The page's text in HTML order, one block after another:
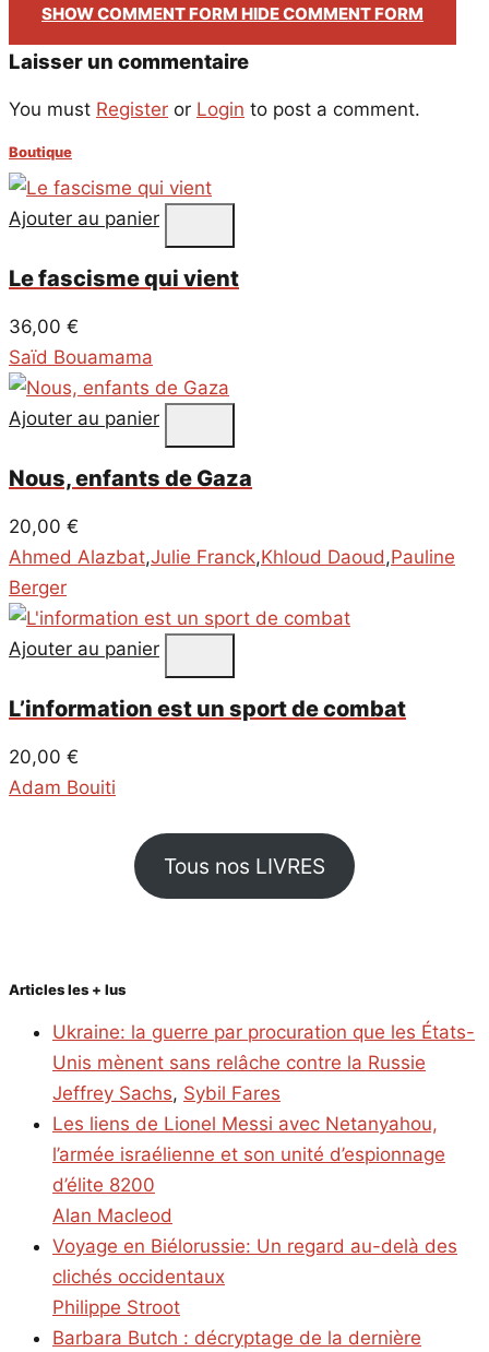
SHOW COMMENT FORM HIDE COMMENT FORM
Laisser un commentaire
You must Register or Login to post a comment.
Boutique
Ajouter au panier
Le fascisme qui vient
36,00 €
Saïd Bouamama
Ajouter au panier
Nous, enfants de Gaza
20,00 €
Ahmed Alazbat,Julie Franck,Khloud Daoud,Pauline
Berger
Ajouter au panier
L’information est un sport de combat
20,00 €
Adam Bouiti
Tous nos LIVRES
Articles les + lus
Ukraine: la guerre par procuration que les États-
Unis mènent sans relâche contre la Russie
Jeffrey Sachs, Sybil Fares
Les liens de Lionel Messi avec Netanyahou,
l’armée israélienne et son unité d’espionnage
d’élite 8200
Alan Macleod
Voyage en Biélorussie: Un regard au-delà des
clichés occidentaux
Philippe Stroot
Barbara Butch : décryptage de la dernière